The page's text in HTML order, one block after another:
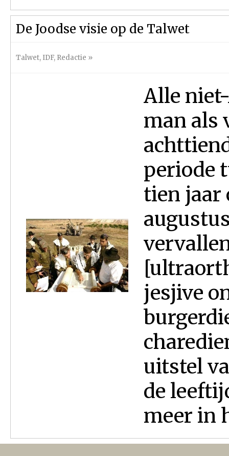
De Joodse visie op de Talwet
Talwet, IDF, Redactie »
Alle
man als
periode
tien jaar
jesjive
uitstel
de
meer in